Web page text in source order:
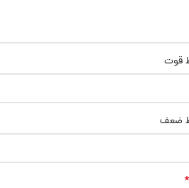
قوت
ضعف
*